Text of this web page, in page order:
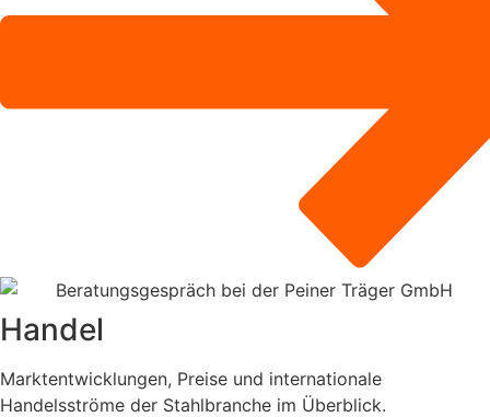
Handel
Marktentwicklungen, Preise und internationale
Handelsströme der Stahlbranche im Überblick.